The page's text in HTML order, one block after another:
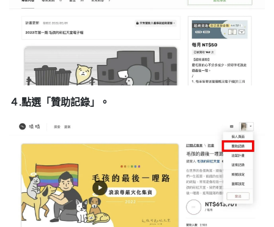
４.點選「贊助記錄」。